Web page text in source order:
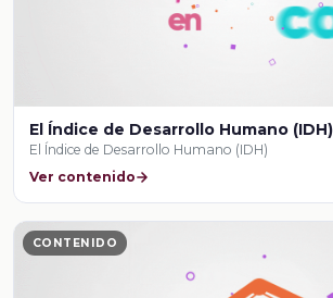
El Índice de Desarrollo Humano (IDH)
El Índice de Desarrollo Humano (IDH)
Ver contenido
CONTENIDO